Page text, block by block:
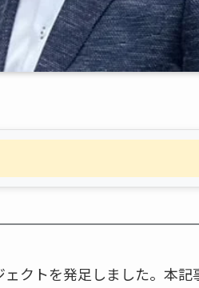
クトを発足しました。本記